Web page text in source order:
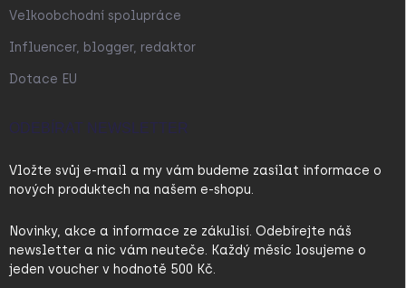
Velkoobchodní spolupráce
Influencer, blogger, redaktor
Dotace EU
ODEBÍRAT NEWSLETTER
Vložte svůj e-mail a my vám budeme zasílat informace o
nových produktech na našem e-shopu.
Novinky, akce a informace ze zákulisí. Odebírejte náš
newsletter a nic vám neuteče. Každý měsíc losujeme o
jeden voucher v hodnotě 500 Kč.